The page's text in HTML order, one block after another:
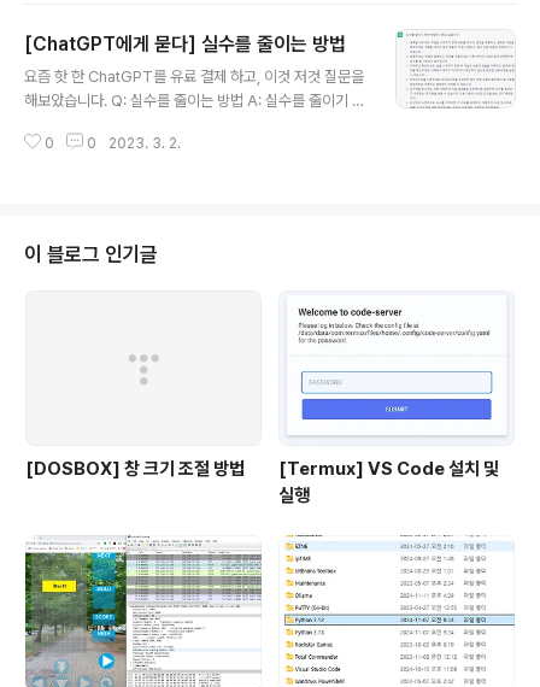
본 후, 코드의 전체적인 구조와 목적, 그리고 각 라인이 수
행하는 역할을 파악할 수 있습니다. 코드를 쪼개서 읽는다.
코드를 쪼개서 읽는 것은 코드를 파악하는 데 매우 유용합
로 읽는 것이 좋습니다. 이렇게 하면 코드의 구조를 보다 쉽
[ChatGPT에게 묻다] 실수를 줄이는 방법
요즘 핫 한 ChatGPT를 유료 결제 하고, 이것 저것 질문을
해보았습니다. Q: 실수를 줄이는 방법 A: 실수를 줄이기 위
하기 전에 목표를 정하고, 일정을 계획하고, 필요한 자원을
만해지면 실수를 할 가능성이 높아집니다. 이해하고 확인
하세요: 일을 시작하기 전에 꼭 작업의 내용과 방법을 이해
거나 확인하지 않으면 중요한 세부사항을 놓칠 수 있습니
다. 체크리스트를 사용하세요: 체크리스트를 작성하면 일
의 진행 상황과 확인해야..
0 0 2023. 3. 2.
이 블로그 인기글
[DOSBOX] 창 크기 조절 방법
[Termux] VS Code 설치 및
실행